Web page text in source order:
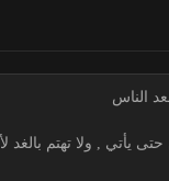
الناس